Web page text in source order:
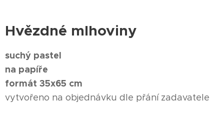
Hvězdné mlhoviny
suchý pastel
na papíře
formát 35x65 cm
vytvořeno na objednávku dle přání zadavatele